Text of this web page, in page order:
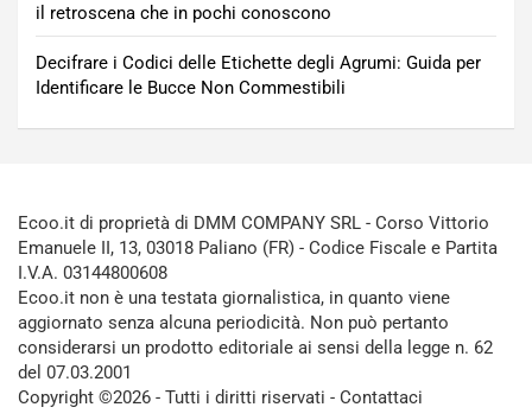
il retroscena che in pochi conoscono
Decifrare i Codici delle Etichette degli Agrumi: Guida per
Identificare le Bucce Non Commestibili
Ecoo.it di proprietà di DMM COMPANY SRL - Corso Vittorio
Emanuele II, 13, 03018 Paliano (FR) - Codice Fiscale e Partita
I.V.A. 03144800608
Ecoo.it non è una testata giornalistica, in quanto viene
aggiornato senza alcuna periodicità. Non può pertanto
considerarsi un prodotto editoriale ai sensi della legge n. 62
del 07.03.2001
Copyright ©2026 - Tutti i diritti riservati - Contattaci